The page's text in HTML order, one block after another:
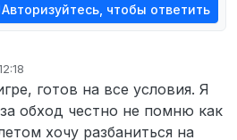
Авторизуйтесь, чтобы ответить
готов на все условия. Я
обход честно не помню как
хочу разбаниться на